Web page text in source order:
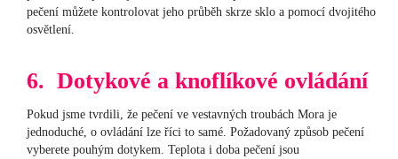
pečení můžete kontrolovat jeho průběh skrze sklo a pomocí dvojitého
osvětlení.
6. Dotykové a knoflíkové ovládání
Pokud jsme tvrdili, že pečení ve vestavných troubách Mora je
jednoduché, o ovládání lze říci to samé. Požadovaný způsob pečení
vyberete pouhým dotykem. Teplota i doba pečení jsou